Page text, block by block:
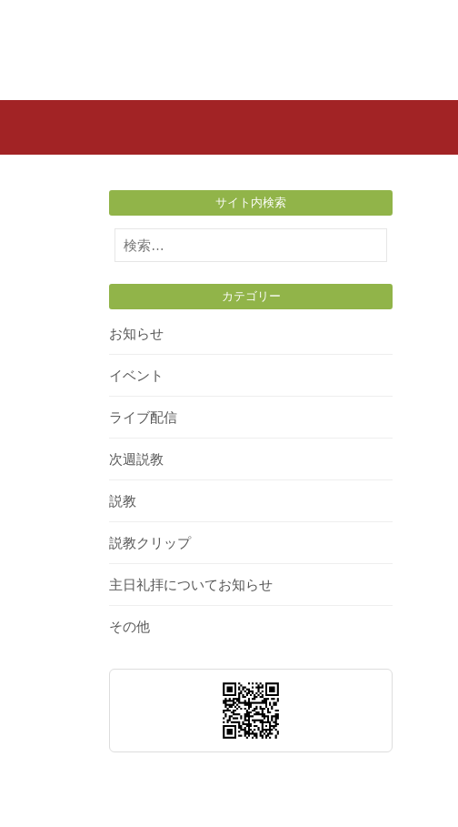
サイト内検索
検
索:
カテゴリー
お知らせ
イベント
ライブ配信
次週説教
説教
説教クリップ
主日礼拝についてお知らせ
その他